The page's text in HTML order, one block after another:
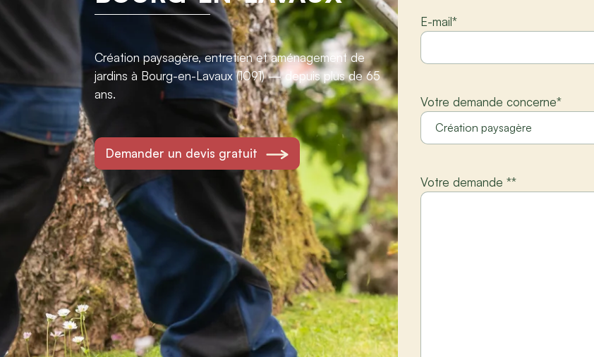
Création paysagère, entretien et aménagement de
jardins à Bourg-en-Lavaux (1091) — depuis plus de 65
ans.
Demander un devis gratuit
E-mail*
Votre demande concerne*
Votre demande **